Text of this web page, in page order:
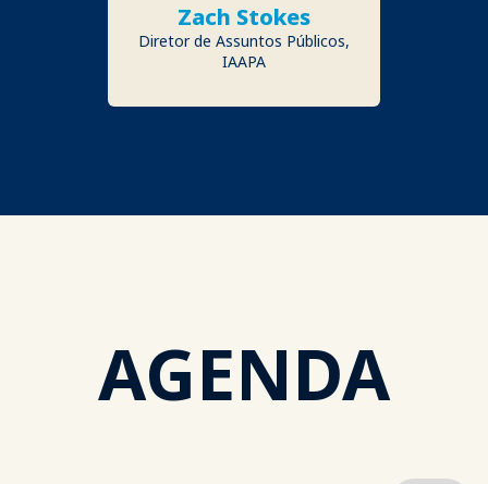
Zach Stokes
Diretor de Assuntos Públicos,
IAAPA
AGENDA